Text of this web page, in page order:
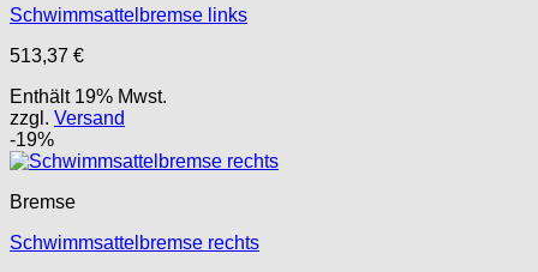
Schwimmsattelbremse links
513,37 €
Enthält 19% Mwst.
zzgl. Versand
-19%
Bremse
Schwimmsattelbremse rechts